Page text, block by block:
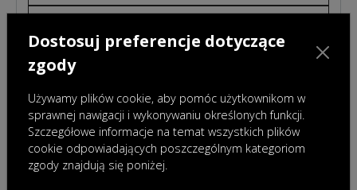
Dostosuj preferencje dotyczące
zgody
Używamy plików cookie, aby pomóc użytkownikom w
sprawnej nawigacji i wykonywaniu określonych funkcji.
Szczegółowe informacje na temat wszystkich plików
cookie odpowiadających poszczególnym kategoriom
zgody znajdują się poniżej.